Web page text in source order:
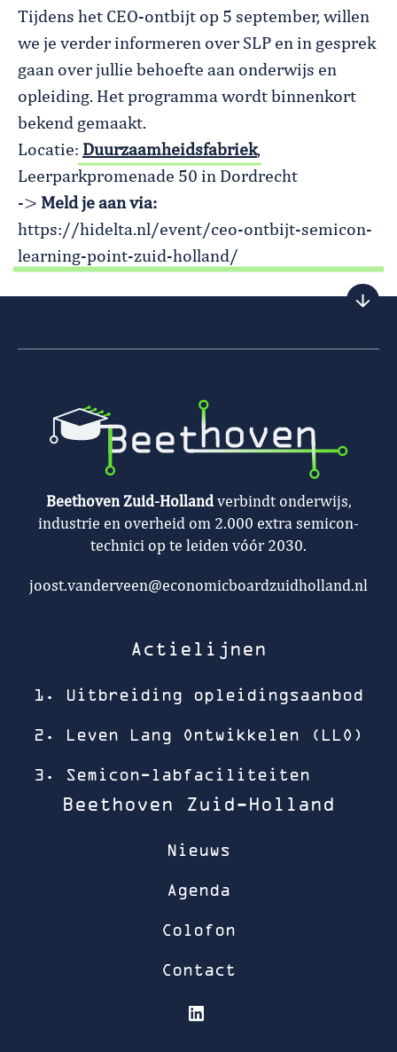
Tijdens het CEO-ontbijt op 5 september, willen
we je verder informeren over SLP en in gesprek
gaan over jullie behoefte aan onderwijs en
opleiding. Het programma wordt binnenkort
bekend gemaakt.
Locatie: Duurzaamheidsfabriek,
Leerparkpromenade 50 in Dordrecht
-> Meld je aan via:
https://hidelta.nl/event/ceo-ontbijt-semicon-
learning-point-zuid-holland/
Beethoven Zuid-Holland verbindt onderwijs,
industrie en overheid om 2.000 extra semicon-
technici op te leiden vóór 2030.
joost.vanderveen@economicboardzuidholland.nl
Actielijnen
1. Uitbreiding opleidingsaanbod
2. Leven Lang Ontwikkelen (LLO)
3. Semicon-labfaciliteiten
Beethoven Zuid-Holland
Nieuws
Agenda
Colofon
Contact